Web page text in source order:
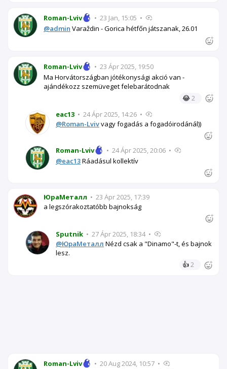
Roman-Lviv • 23 Jan, 15:05 •
@admin Varaždin - Gorica hétfőn játszanak, 26.01
Roman-Lviv • 23 Ápr 2025, 19:50
Ma Horvátországban jótékonysági akció van -
ajándékozz szemüveget felebarátodnak
😂2
eac13 • 24 Ápr 2025, 14:26 •
@Roman-Lvivvagy fogadás a fogadóirodánál))
Roman-Lviv • 24 Ápr 2025, 20:06 •
@eac13Ráadásul kollektív
ЮраМеталл • 23 Ápr 2025, 17:39
a legszórakoztatóbb bajnokság
Sputnik • 27 Ápr 2025, 18:34 •
@ЮраМеталл Nézd csak a "Dinamo"-t, és bajnok
lesz.
👍2
Roman-Lviv • 20 Aug 2024, 10:57 •